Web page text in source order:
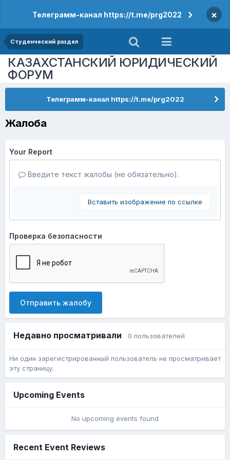
Телеграмм-канал https://t.me/prg2022 ×
Студенческий раздел
КАЗАХСТАНСКИЙ ЮРИДИЧЕСКИЙ
ФОРУМ
Телеграмм-канал https://t.me/prg2022
Жалоба
Your Report
Введите текст жалобы (не обязательно).
Вставить изображение по ссылке
Проверка безопасности
Отправить жалобу
Недавно просматривали 0 пользователей
Ни один зарегистрированный пользователь не просматривает
эту страницу.
Upcoming Events
No upcoming events found
Recent Event Reviews